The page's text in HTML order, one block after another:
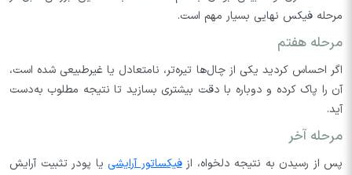
مرحله فیکس نهایی بسیار مهم است.
مرحله هفتم
اگر احساس کردید یکی از چال‌ها تیره‌تر، نامتعادل یا غیرطبیعی شده است،
آن را پاک کرده و دوباره با دقت بیشتری بسازید تا نتیجه مطلوب به‌دست
آید.
مرحله آخر
پس از رسیدن به نتیجه دلخواه، ازفیکساتور آرایشی یا پودر تثبیت آرایش